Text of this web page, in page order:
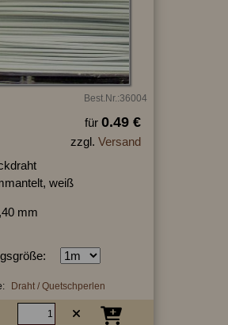
Best.Nr.:36004
für 0.49 €
zzgl. Versand
weiß
mm
Draht / Quetschperlen